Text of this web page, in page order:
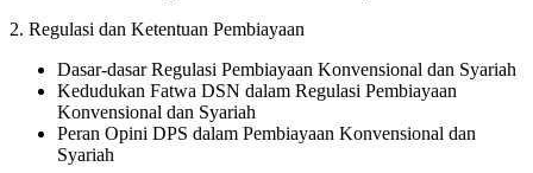
2. Regulasi dan Ketentuan Pembiayaan
Dasar-dasar Regulasi Pembiayaan Konvensional dan Syariah
Kedudukan Fatwa DSN dalam Regulasi Pembiayaan
Konvensional dan Syariah
Peran Opini DPS dalam Pembiayaan Konvensional dan
Syariah